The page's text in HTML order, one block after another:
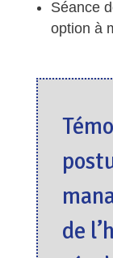
Séance
option à
de